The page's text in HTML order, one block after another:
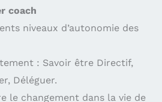
coach
niveaux d’autonomie des
: Savoir être Directif,
Déléguer.
le changement dans la vie de